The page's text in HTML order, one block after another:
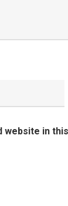
website in